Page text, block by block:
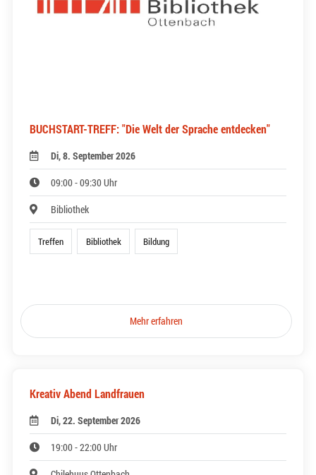
BUCHSTART-TREFF: "Die Welt der Sprache entdecken"
Di, 8. September 2026
09:00 - 09:30 Uhr
Bibliothek
Treffen Bibliothek Bildung
Mehr erfahren
Kreativ Abend Landfrauen
Di, 22. September 2026
19:00 - 22:00 Uhr